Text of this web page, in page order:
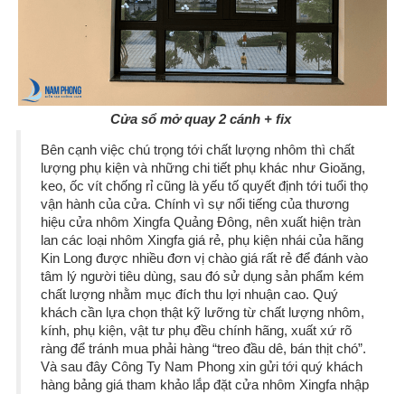
Cửa sổ mở quay 2 cánh + fix
Bên cạnh việc chú trọng tới chất lượng nhôm thì chất
lượng phụ kiện và những chi tiết phụ khác như Gioăng,
keo, ốc vít chống rỉ cũng là yếu tố quyết định tới tuổi thọ
vận hành của cửa. Chính vì sự nổi tiếng của thương
hiệu cửa nhôm Xingfa Quảng Đông, nên xuất hiện tràn
lan các loại nhôm Xingfa giá rẻ, phụ kiện nhái của hãng
Kin Long được nhiều đơn vị chào giá rất rẻ để đánh vào
tâm lý người tiêu dùng, sau đó sử dụng sản phẩm kém
chất lượng nhằm mục đích thu lợi nhuận cao. Quý
khách cần lựa chọn thật kỹ lưỡng từ chất lượng nhôm,
kính, phụ kiện, vật tư phụ đều chính hãng, xuất xứ rõ
ràng để tránh mua phải hàng “treo đầu dê, bán thịt chó”.
Và sau đây Công Ty Nam Phong xin gửi tới quý khách
hàng bảng giá tham khảo lắp đặt cửa nhôm Xingfa nhập